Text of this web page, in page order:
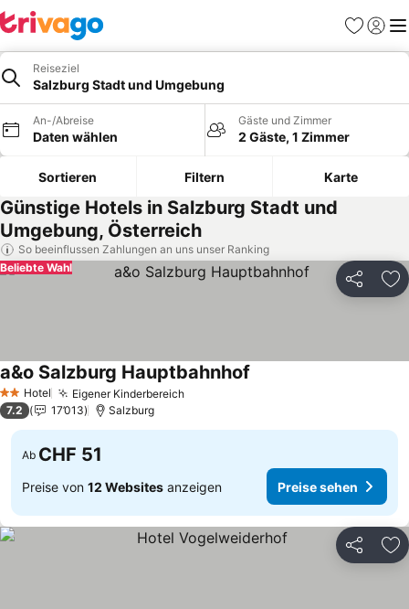
Favoriten
Reiseziel
Salzburg Stadt und Umgebung
An-/Abreise
Daten wählen
Gäste und Zimmer
2 Gäste, 1 Zimmer
Sortieren Filtern Karte
Günstige Hotels in Salzburg Stadt und
Umgebung, Österreich
So beeinflussen Zahlungen an uns unser Ranking
Teilen
Beliebte Wahl
2 Sterne
Hotel Eigener KinderbereichPreise sehen
a&o Salzburg Hauptbahnhof
7.2 17’013 Salzburg
Ab CHF 51
Preise von 12 Websites anzeigen Preise sehen
Teilen